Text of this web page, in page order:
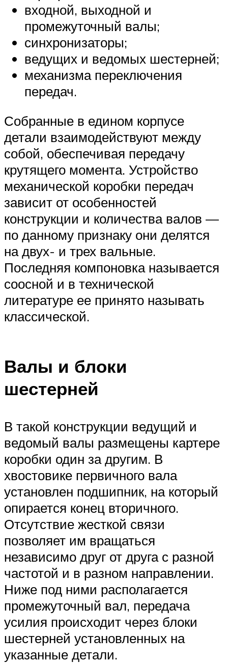
входной, выходной и
промежуточный валы;
синхронизаторы;
ведущих и ведомых шестерней;
механизма переключения
передач.
Собранные в едином корпусе
детали взаимодействуют между
собой, обеспечивая передачу
крутящего момента. Устройство
механической коробки передач
зависит от особенностей
конструкции и количества валов —
по данному признаку они делятся
на двух- и трех вальные.
Последняя компоновка называется
соосной и в технической
литературе ее принято называть
классической.
Валы и блоки
шестерней
В такой конструкции ведущий и
ведомый валы размещены картере
коробки один за другим. В
хвостовике первичного вала
установлен подшипник, на который
опирается конец вторичного.
Отсутствие жесткой связи
позволяет им вращаться
независимо друг от друга с разной
частотой и в разном направлении.
Ниже под ними располагается
промежуточный вал, передача
усилия происходит через блоки
шестерней установленных на
указанные детали.